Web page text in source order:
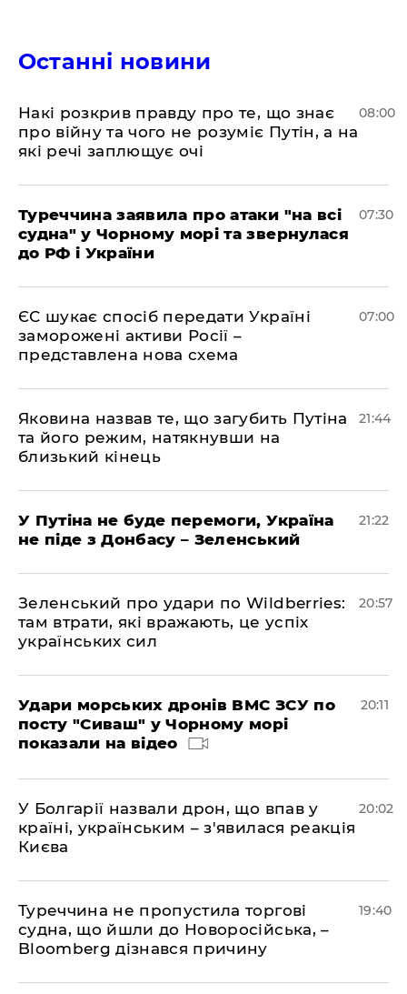
Останні новини
Накі розкрив правду про те, що знає
про війну та чого не розуміє Путін, а на
які речі заплющує очі
08:00
Туреччина заявила про атаки "на всі
судна" у Чорному морі та звернулася
до РФ і України
07:30
ЄС шукає спосіб передати Україні
заморожені активи Росії –
представлена ​​нова схема
07:00
Яковина назвав те, що загубить Путіна
та його режим, натякнувши на
близький кінець
21:44
У Путіна не буде перемоги, Україна
не піде з Донбасу – Зеленський
21:22
Зеленський про удари по Wildberries:
там втрати, які вражають, це успіх
українських сил
20:57
Удари морських дронів ВМС ЗСУ по
посту "Сиваш" у Чорному морі
показали на відео
20:11
У Болгарії назвали дрон, що впав у
країні, українським – з'явилася реакція
Києва
20:02
Туреччина не пропустила торгові
судна, що йшли до Новоросійська, –
Bloomberg дізнався причину
19:40